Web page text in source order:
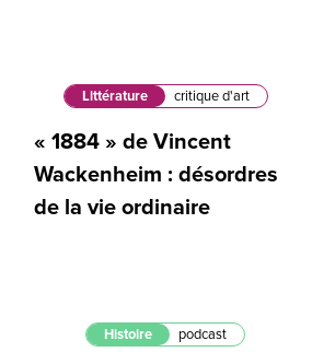
Littérature critique d'art
« 1884 » de Vincent
Wackenheim : désordres
de la vie ordinaire
Histoire podcast